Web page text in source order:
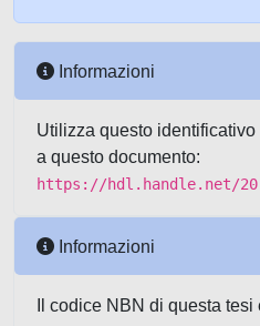
Informazioni
Utilizza questo
a questo documento:
https://hdl.handle.net/
Informazioni
Il codice NBN di questa tesi